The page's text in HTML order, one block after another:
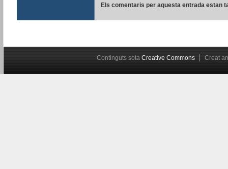
Els comentaris per aquesta entrada estan
Continguts sota Creative Commons Creat